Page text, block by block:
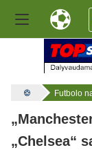
Futbolo
„Chelsea“